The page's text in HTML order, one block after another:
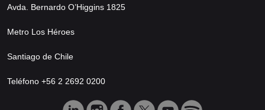
Avda. Bernardo O’Higgins 1825
Metro Los Héroes
Santiago de Chile
Teléfono +56 2 2692 0200